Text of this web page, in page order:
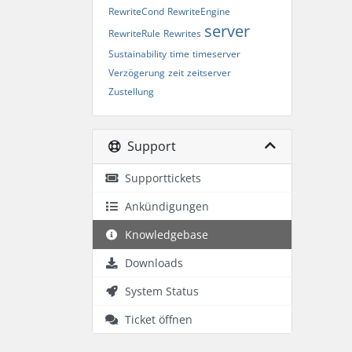
RewriteCond RewriteEngine
RewriteRule Rewrites server
Sustainability time timeserver
Verzögerung zeit zeitserver
Zustellung
Support
Supporttickets
Ankündigungen
Knowledgebase
Downloads
System Status
Ticket öffnen